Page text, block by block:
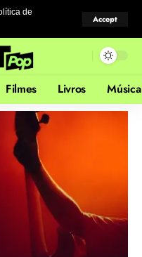
de
Accept
Filmes Livros Música